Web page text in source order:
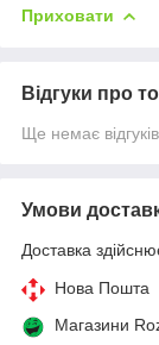
Приховати
Відгуки про
Ще немає
Умови
Доставка
Нова Пошта
Магазини